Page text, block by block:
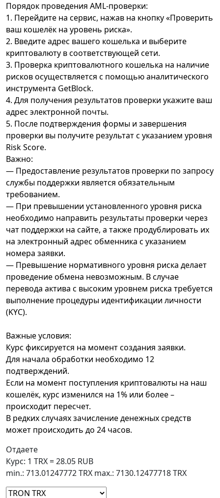
Порядок проведения AML-проверки:
1. Перейдите на сервис, нажав на кнопку «Проверить
ваш кошелёк на уровень риска».
2. Введите адрес вашего кошелька и выберите
криптовалюту в соответствующей сети.
3. Проверка криптовалютного кошелька на наличие
рисков осуществляется с помощью аналитического
инструмента GetBlock.
4. Для получения результатов проверки укажите ваш
адрес электронной почты.
5. После подтверждения формы и завершения
проверки вы получите результат с указанием уровня
Risk Score.
Важно:
— Предоставление результатов проверки по запросу
службы поддержки является обязательным
требованием.
— При превышении установленного уровня риска
необходимо направить результаты проверки через
чат поддержки на сайте, а также продублировать их
на электронный адрес обменника с указанием
номера заявки.
— Превышение нормативного уровня риска делает
проведение обмена невозможным. В случае
перевода актива с высоким уровнем риска требуется
выполнение процедуры идентификации личности
(KYC).
Важные условия:
Курс фиксируется на момент создания заявки.
Для начала обработки необходимо 12
подтверждений.
Если на момент поступления криптовалюты на наш
кошелёк, курс изменился на 1% или более –
происходит пересчет.
В редких случаях зачисление денежных средств
может происходить до 24 часов.
Отдаете
Курс: 1 TRX = 28.05 RUB
min.: 713.01247772 TRX max.: 7130.12477718 TRX